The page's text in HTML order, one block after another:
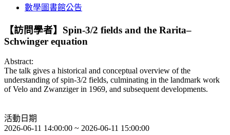
數學圖書館公告
【訪問學者】Spin-3/2 fields and the Rarita–
Schwinger equation
Abstract:
The talk gives a historical and conceptual overview of the
understanding of spin-3/2 fields, culminating in the landmark work
of Velo and Zwanziger in 1969, and subsequent developments.
活動日期
2026-06-11 14:00:00 ~ 2026-06-11 15:00:00